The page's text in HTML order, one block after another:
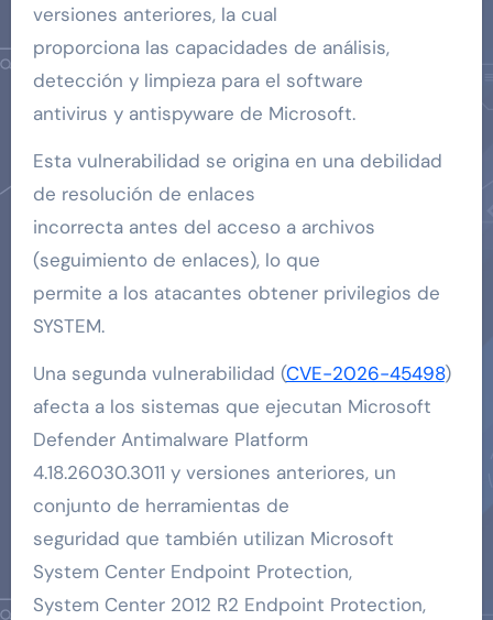
versiones anteriores, la cual
proporciona las capacidades de análisis,
detección y limpieza para el software
antivirus y antispyware de Microsoft.
Esta vulnerabilidad se origina en una debilidad
de resolución de enlaces
incorrecta antes del acceso a archivos
(seguimiento de enlaces), lo que
permite a los atacantes obtener privilegios de
SYSTEM.
Una segunda vulnerabilidad (CVE-2026-45498)
afecta a los sistemas que ejecutan Microsoft
Defender Antimalware Platform
4.18.26030.3011 y versiones anteriores, un
conjunto de herramientas de
seguridad que también utilizan Microsoft
System Center Endpoint Protection,
System Center 2012 R2 Endpoint Protection,